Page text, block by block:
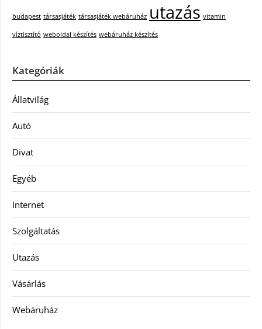
budapest társasjáték társasjáték webáruház utazás vitamin
víztisztító weboldal készítés webáruház készítés
Kategóriák
Állatvilág
Autó
Divat
Egyéb
Internet
Szolgáltatás
Utazás
Vásárlás
Webáruház